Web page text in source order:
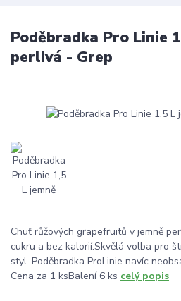
Poděbradka Pro Linie
perlivá - Grep
Chuť růžových grapefruitů v jemně
cukru a bez kalorií.Skvělá volba pro
styl. Poděbradka ProLinie navíc
Cena za 1 ksBalení 6 ks celý popis